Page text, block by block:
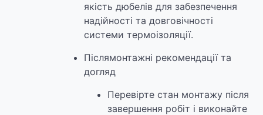
якість дюбелів для забезпечення
надійності та довговічності
системи термоізоляції.
Післямонтажні рекомендації та
догляд
Перевірте стан монтажу після
завершення робіт і виконайте